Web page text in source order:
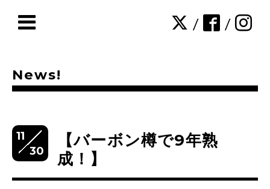
/ /
News!
11
30
【バーボン樽で9年熟
成！】